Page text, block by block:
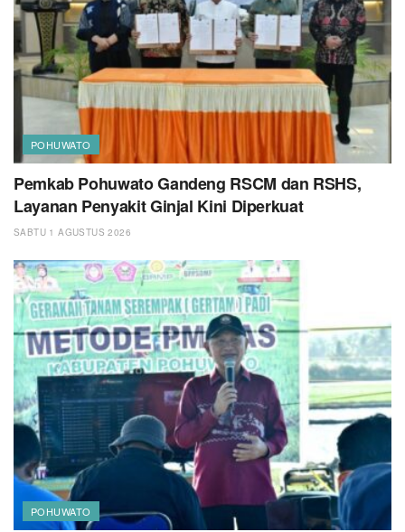
POHUWATO
Pemkab Pohuwato Gandeng RSCM dan RSHS,
Layanan Penyakit Ginjal Kini Diperkuat
SABTU 1 AGUSTUS 2026
POHUWATO